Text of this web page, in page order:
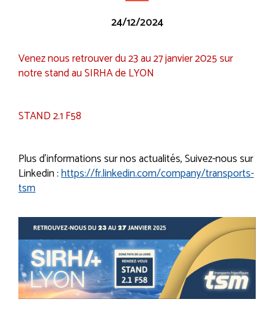
24/12/2024
Venez nous retrouver du 23 au 27 janvier 2025 sur
notre stand au SIRHA de LYON
STAND 2.1 F58
Plus d'informations sur nos actualités, Suivez-nous sur
Linkedin :https://fr.linkedin.com/company/transports-
tsm